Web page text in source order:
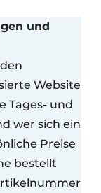
und
Website
Tages- und
wer sich ein
Preise
bestellt